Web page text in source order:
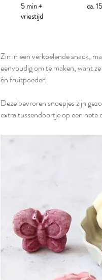
5 min +
vriestijd
ca.
Zin in een verkoelende snack,
eenvoudig om te maken, want
én fruitpoeder!
Deze bevroren snoepjes zijn
extra tussendoortje op een hete